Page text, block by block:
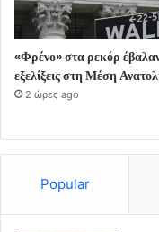
«Φρένο» στα ρεκόρ
εξελίξεις στη Μέση
2 ώρες ago
Popular